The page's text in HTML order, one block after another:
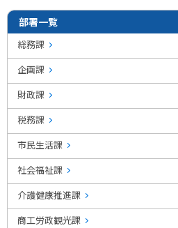
部署一覧
総務課
企画課
財政課
税務課
市民生活課
社会福祉課
介護健康推進課
商工労政観光課